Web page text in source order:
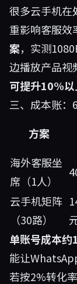
很多云手机在
重影响客服效
案，实测
边播放产品视
可提升10%以
三、成本账：
方案
海外客服坐
席（1人）
云手机矩阵
（30路）
单账号成本约
能让
若按2%转化